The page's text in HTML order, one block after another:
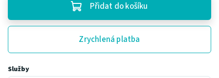
Přidat do košíku
Zrychlená platba
Služby